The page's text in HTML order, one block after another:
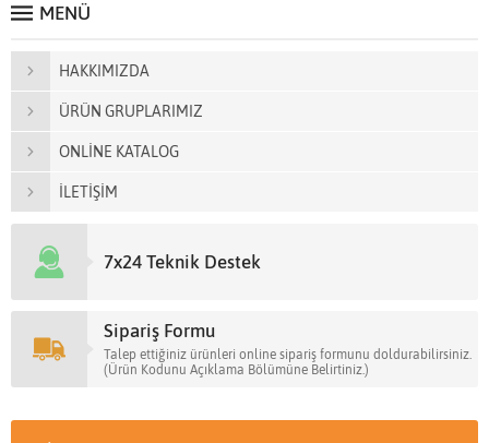
MENÜ
HAKKIMIZDA
ÜRÜN GRUPLARIMIZ
ONLİNE KATALOG
İLETİŞİM
7x24 Teknik Destek
Sipariş Formu
Talep ettiğiniz ürünleri online sipariş formunu doldurabilirsiniz.
(Ürün Kodunu Açıklama Bölümüne Belirtiniz.)